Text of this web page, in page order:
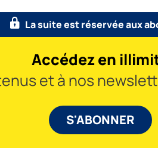
La suite est réservée aux
Accédez en
et à nos
S'ABONNER